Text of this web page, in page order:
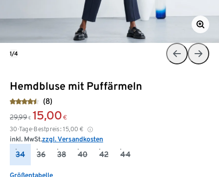
Hemdbluse mit Puffärmeln
(8)
29,99 € 15,00 €
30-Tage-Bestpreis: 15,00 €
inkl. MwSt.zzgl. Versandkosten
34 36 38 40 42 44
Größentabelle
1/4